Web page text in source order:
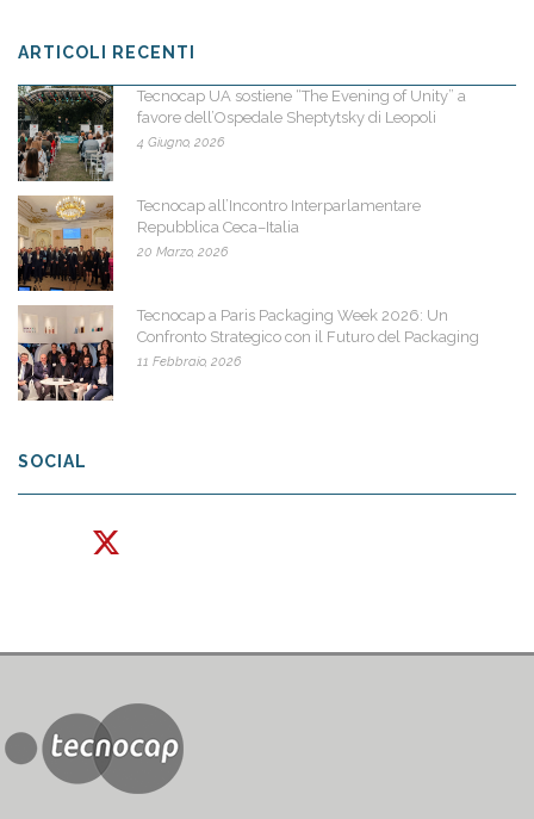
ARTICOLI RECENTI
Tecnocap UA sostiene “The Evening of Unity” a
favore dell’Ospedale Sheptytsky di Leopoli
4 Giugno, 2026
Tecnocap all’Incontro Interparlamentare
Repubblica Ceca–Italia
20 Marzo, 2026
Tecnocap a Paris Packaging Week 2026: Un
Confronto Strategico con il Futuro del Packaging
11 Febbraio, 2026
SOCIAL